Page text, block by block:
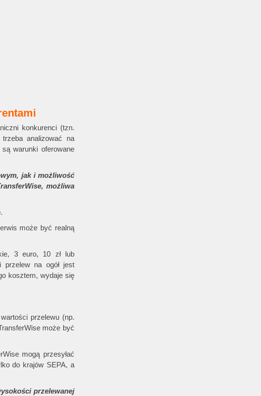
konkurenci (tzn.
analizować na
warunki oferowane
jak i możliwość
możliwa
.
może być realną
3 euro, 10 zł lub
na ogół jest
kosztem, wydaje się
przelewu (np.
może być
mogą przesyłać
do krajów SEPA, a
przelewanej